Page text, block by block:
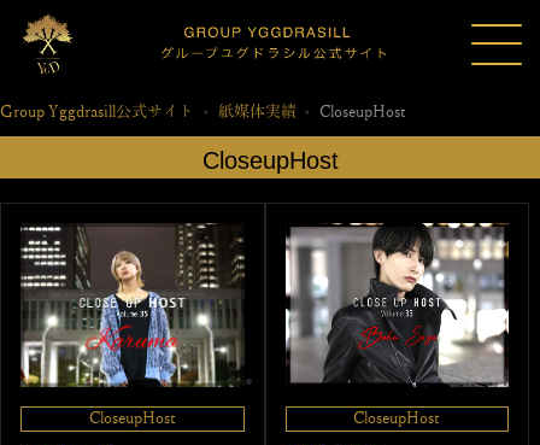
Group Yggdrasill公式サイト 紙媒体実績 CloseupHost
CloseupHost
CloseupHost CloseupHost